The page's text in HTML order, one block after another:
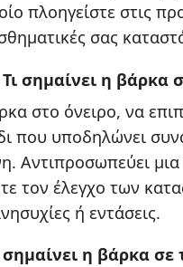
πλοηγείστε στις
σας
Τι σημαίνει η βάρκα
στο όνειρο, να
που υποδηλώνει
Αντιπροσωπεύει
τον έλεγχο των
ή εντάσεις.
σημαίνει η βάρκα